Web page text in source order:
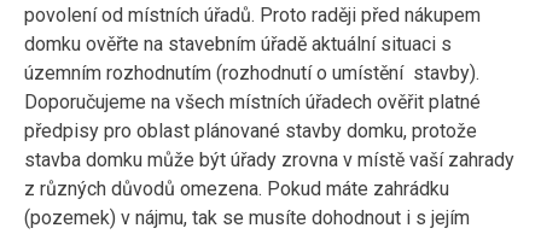
povolení od místních úřadů. Proto raději před nákupem
domku ověřte na stavebním úřadě aktuální situaci s
územním rozhodnutím (rozhodnutí o umístění stavby).
Doporučujeme na všech místních úřadech ověřit platné
předpisy pro oblast plánované stavby domku, protože
stavba domku může být úřady zrovna v místě vaší zahrady
z různých důvodů omezena. Pokud máte zahrádku
(pozemek) v nájmu, tak se musíte dohodnout i s jejím